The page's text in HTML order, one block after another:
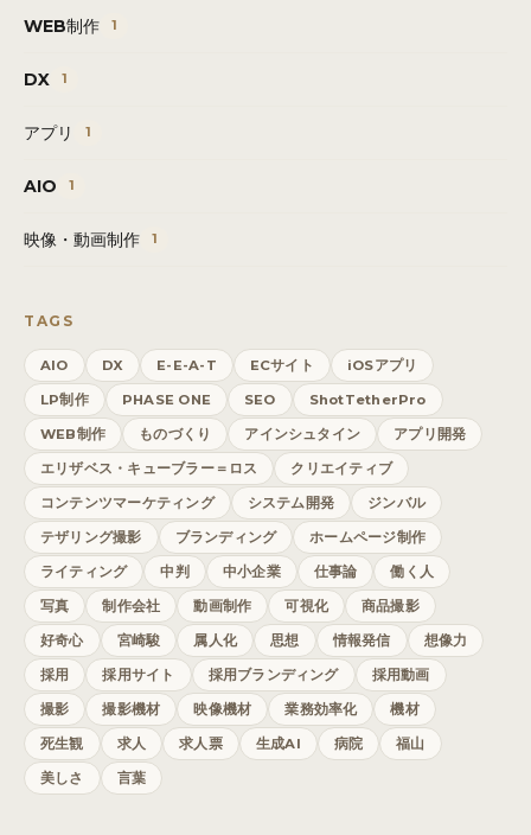
WEB制作 1
DX 1
アプリ 1
AIO 1
映像・動画制作 1
TAGS
AIO DX E-E-A-T ECサイト iOSアプリ
LP制作 PHASE ONE SEO ShotTetherPro
WEB制作 ものづくり アインシュタイン アプリ開発
エリザベス・キューブラー＝ロス クリエイティブ
コンテンツマーケティング システム開発 ジンバル
テザリング撮影 ブランディング ホームページ制作
ライティング 中判 中小企業 仕事論 働く人
写真 制作会社 動画制作 可視化 商品撮影
好奇心 宮崎駿 属人化 思想 情報発信 想像力
採用 採用サイト 採用ブランディング 採用動画
撮影 撮影機材 映像機材 業務効率化 機材
死生観 求人 求人票 生成AI 病院 福山
美しさ 言葉